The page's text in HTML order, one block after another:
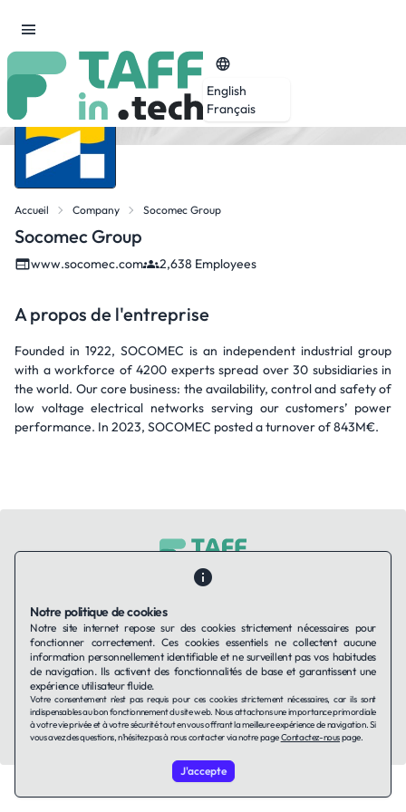
English
Français
Accueil Company Socomec Group
Socomec Group
www.socomec.com 2,638 Employees
A propos de l'entreprise
Founded in 1922, SOCOMEC is an independent industrial group
with a workforce of 4200 experts spread over 30 subsidiaries in
the world. Our core business: the availability, control and safety of
low voltage electrical networks serving our customers’ power
performance. In 2023, SOCOMEC posted a turnover of 843M€.
Politique de confidentialité
Politique de cookies
© 2026 TAFFin.Tech. Tous droits réservés.
Notre politique de cookies
Notre site internet repose sur des cookies strictement nécessaires pour
fonctionner correctement. Ces cookies essentiels ne collectent aucune
information personnellement identifiable et ne surveillent pas vos habitudes
de navigation. Ils activent des fonctionnalités de base et garantissent une
expérience utilisateur fluide.
Votre consentement n'est pas requis pour ces cookies strictement nécessaires, car ils sont
indispensables au bon fonctionnement du site web. Nous attachons une importance primordiale
à votre vie privée et à votre sécurité tout en vous offrant la meilleure expérience de navigation. Si
vous avez des questions, n'hésitez pas à nous contacter via notre pageContactez-nouspage.
J'accepte